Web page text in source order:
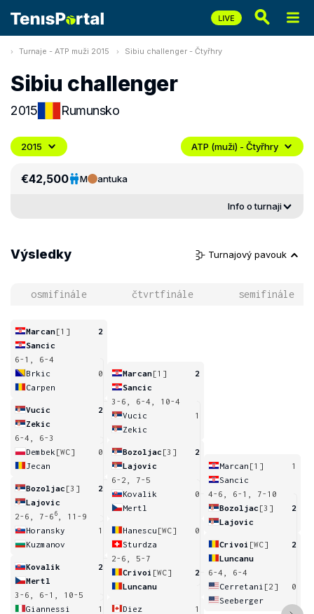
Turnaje - ATP muži 2015 Sibiu challenger - Čtyřhry
Sibiu challenger
2015 Rumunsko
2015 ATP (muži) - Čtyřhry
€42,500 M antuka
Info o turnaji
Výsledky Turnajový pavouk
osmifinále čtvrtfinále semifinále
Marcan[1]
2
Sancic
6-1, 6-4
Brkic
0
Carpen
Vucic
2
Zekic
6-4, 6-3
Dembek [WC]
0
Jecan
Bozoljac [3]
2
Lajovic
2-6, 7-6 6
, 11-9
Horansky
1
Kuzmanov
Kovalik
2
Mertl
3-6, 6-1, 10-5
Giannessi
1
Marcan[1]
2
Sancic
3-6, 6-4, 10-4
Vucic
1
Zekic
Bozoljac [3]
2
Lajovic
6-2, 7-5
Kovalik
0
Mertl
Hanescu [WC]
0
Sturdza
2-6, 5-7
Crivoi [WC]
2
Luncanu
Diez
1
Marcan [1]
1
Sancic
4-6, 6-1, 7-10
Bozoljac [3]
2
Lajovic
Crivoi [WC]
2
Luncanu
6-4, 6-4
Cerretani [2]
0
Seeberger